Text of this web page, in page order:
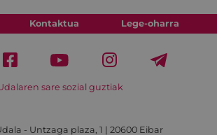
Kontaktua Lege-oharra
sare sozial guztiak
- Untzaga plaza, 1 | 20600 Eibar